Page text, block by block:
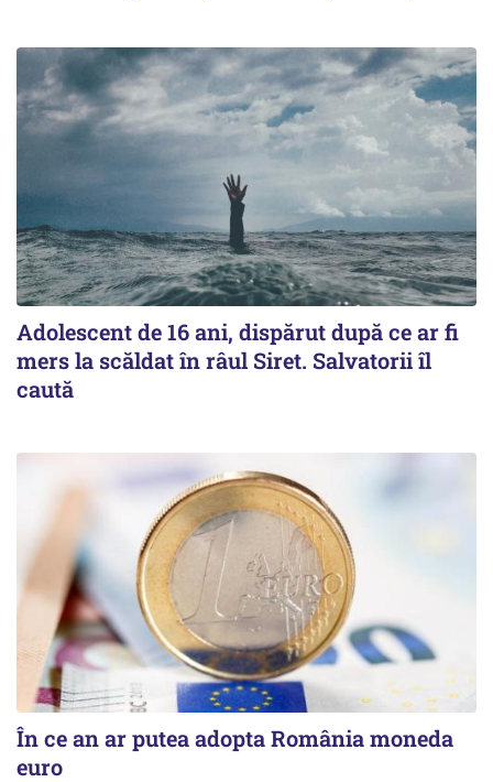
Adolescent de 16 ani, dispărut după ce ar fi
mers la scăldat în râul Siret. Salvatorii îl
caută
În ce an ar putea adopta România moneda
euro